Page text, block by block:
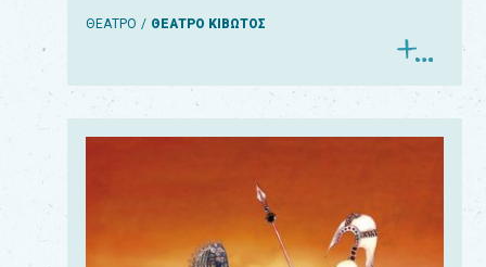
ΘΕΑΤΡΟ ΘΕΑΤΡΟ ΚΙΒΩΤΟΣ